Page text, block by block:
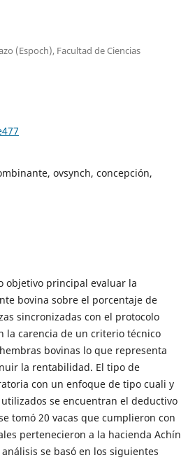
(Espoch), Facultad de Ciencias
ovsynch, concepción,
objetivo principal evaluar la
bovina sobre el porcentaje de
sincronizadas con el protocolo
la carencia de un criterio técnico
bovinas lo que representa
la rentabilidad. El tipo de
con un enfoque de tipo cuali y
se encuentran el deductivo
tomó 20 vacas que cumplieron con
pertenecieron a la hacienda Achín
se basó en los siguientes